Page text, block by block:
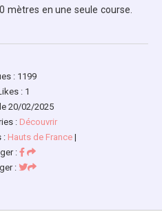
mètres en une seule course.
: 1199
: 1
20/02/2025
: Découvrir
: Hauts de France |
:
: